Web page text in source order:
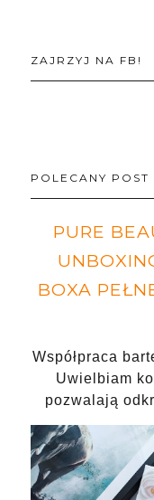
ZAJRZYJ NA FB!
POLECANY POST
PURE
BOXA
Współpraca
Uwielbiam
pozwalają